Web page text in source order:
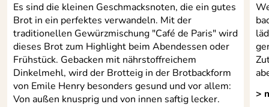
Es sind die kleinen Geschmacksnoten, die ein gutes
Brot in ein perfektes verwandeln. Mit der
traditionellen Gewürzmischung "Café de Paris" wird
dieses Brot zum Highlight beim Abendessen oder
Frühstück. Gebacken mit nährstoffreichem
Dinkelmehl, wird der Brotteig in der Brotbackform
von Emile Henry besonders gesund und vor allem:
Von außen knusprig und von innen saftig lecker.
>